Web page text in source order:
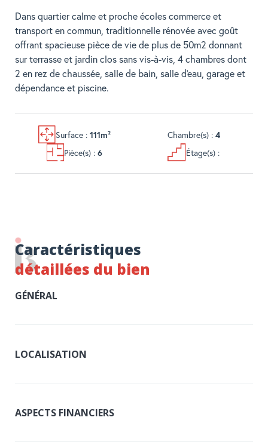
Dans quartier calme et proche écoles commerce et
transport en commun, traditionnelle rénovée avec goût
offrant spacieuse pièce de vie de plus de 50m2 donnant
sur terrasse et jardin clos sans vis-à-vis, 4 chambres dont
2 en rez de chaussée, salle de bain, salle d'eau, garage et
dépendance et piscine.
Surface :111m² Chambre(s) : 4
Pièce(s) :6 Étage(s) :
Caractéristiques
détaillées du bien
GÉNÉRAL
LOCALISATION
ASPECTS FINANCIERS